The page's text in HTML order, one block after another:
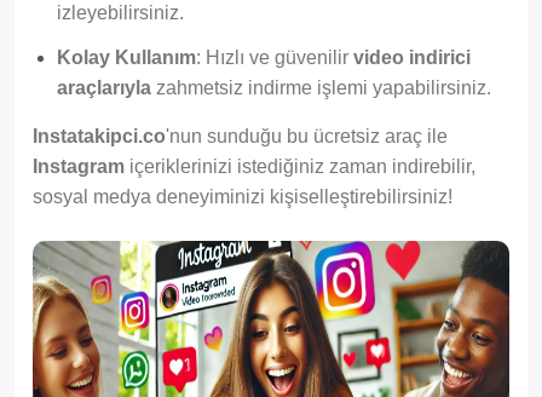
izleyebilirsiniz.
Kolay Kullanım: Hızlı ve güvenilir video indirici
araçlarıyla zahmetsiz indirme işlemi yapabilirsiniz.
Instatakipci.co'nun sunduğu bu ücretsiz araç ile
Instagram içeriklerinizi istediğiniz zaman indirebilir,
sosyal medya deneyiminizi kişiselleştirebilirsiniz!